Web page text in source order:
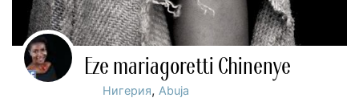
Eze mariagoretti Chinenye
Нигерия,Abuja